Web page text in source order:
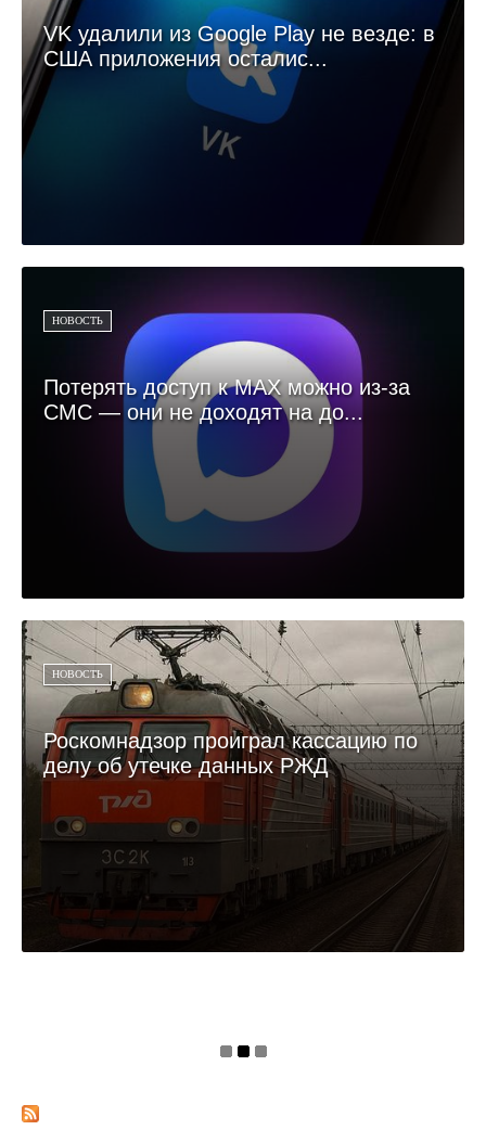
VK удалили из Google Play не везде: в
США приложения осталис...
НОВОСТЬ
Потерять доступ к MAX можно из-за
СМС — они не доходят на до...
НОВОСТЬ
Роскомнадзор проиграл кассацию по
делу об утечке данных РЖД